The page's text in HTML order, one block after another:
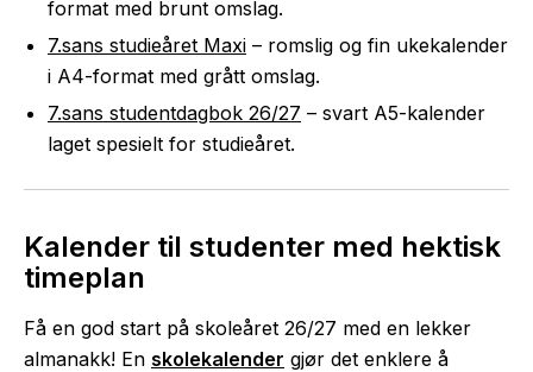
format med brunt omslag.
7.sans studieåret Maxi – romslig og fin ukekalender
i A4-format med grått omslag.
7.sans studentdagbok 26/27 – svart A5-kalender
laget spesielt for studieåret.
Kalender til studenter med hektisk
timeplan
Få en god start på skoleåret 26/27 med en lekker
almanakk! En skolekalender gjør det enklere å